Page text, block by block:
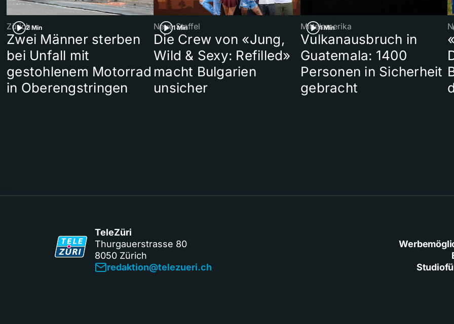
2 Min
Zürich
Zwei Männer sterben
bei Unfall mit
gestohlenem Motorrad
in Oberengstringen
1 Min
Neue Staffel
Die Crew von «Jung,
Wild & Sexy: Refilled»
macht Bulgarien
unsicher
1 Min
Mittelamerika
Vulkanausbruch in
Guatemala: 1400
Personen in Sicherheit
gebracht
TeleZüri
Thurgauerstrasse 80
8050 Zürich
redaktion@telezueri.ch